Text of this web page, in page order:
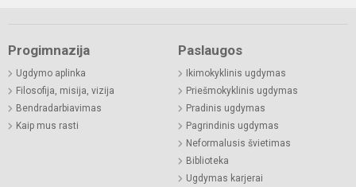
Progimnazija
Ugdymo aplinka
Filosofija, misija, vizija
Bendradarbiavimas
Kaip mus rasti
Paslaugos
Ikimokyklinis ugdymas
Priešmokyklinis ugdymas
Pradinis ugdymas
Pagrindinis ugdymas
Neformalusis švietimas
Biblioteka
Ugdymas karjerai